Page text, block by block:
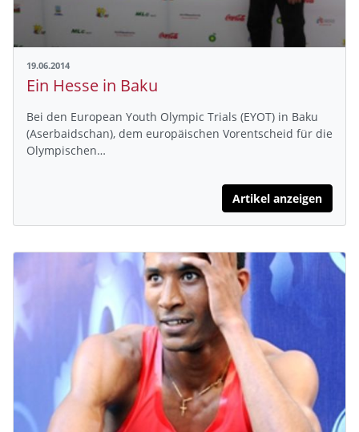
19.06.2014
Ein Hesse in Baku
Bei den European Youth Olympic Trials (EYOT) in Baku
(Aserbaidschan), dem europäischen Vorentscheid für die
Olympischen…
Artikel anzeigen